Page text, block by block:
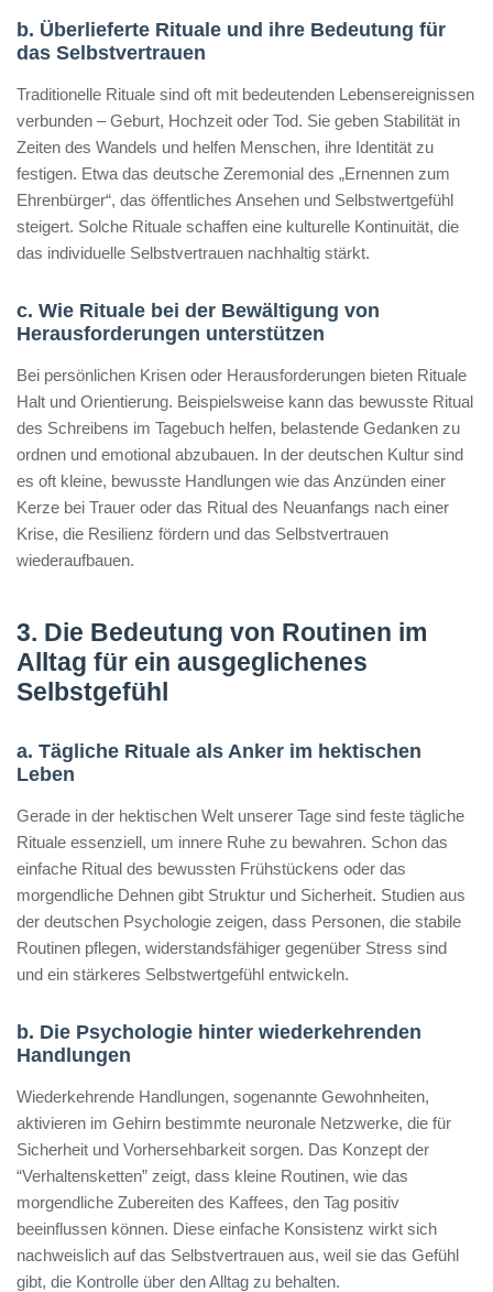
b. Überlieferte Rituale und ihre Bedeutung für
das Selbstvertrauen
Traditionelle Rituale sind oft mit bedeutenden Lebensereignissen
verbunden – Geburt, Hochzeit oder Tod. Sie geben Stabilität in
Zeiten des Wandels und helfen Menschen, ihre Identität zu
festigen. Etwa das deutsche Zeremonial des „Ernennen zum
Ehrenbürger“, das öffentliches Ansehen und Selbstwertgefühl
steigert. Solche Rituale schaffen eine kulturelle Kontinuität, die
das individuelle Selbstvertrauen nachhaltig stärkt.
c. Wie Rituale bei der Bewältigung von
Herausforderungen unterstützen
Bei persönlichen Krisen oder Herausforderungen bieten Rituale
Halt und Orientierung. Beispielsweise kann das bewusste Ritual
des Schreibens im Tagebuch helfen, belastende Gedanken zu
ordnen und emotional abzubauen. In der deutschen Kultur sind
es oft kleine, bewusste Handlungen wie das Anzünden einer
Kerze bei Trauer oder das Ritual des Neuanfangs nach einer
Krise, die Resilienz fördern und das Selbstvertrauen
wiederaufbauen.
3. Die Bedeutung von Routinen im
Alltag für ein ausgeglichenes
Selbstgefühl
a. Tägliche Rituale als Anker im hektischen
Leben
Gerade in der hektischen Welt unserer Tage sind feste tägliche
Rituale essenziell, um innere Ruhe zu bewahren. Schon das
einfache Ritual des bewussten Frühstückens oder das
morgendliche Dehnen gibt Struktur und Sicherheit. Studien aus
der deutschen Psychologie zeigen, dass Personen, die stabile
Routinen pflegen, widerstandsfähiger gegenüber Stress sind
und ein stärkeres Selbstwertgefühl entwickeln.
b. Die Psychologie hinter wiederkehrenden
Handlungen
Wiederkehrende Handlungen, sogenannte Gewohnheiten,
aktivieren im Gehirn bestimmte neuronale Netzwerke, die für
Sicherheit und Vorhersehbarkeit sorgen. Das Konzept der
“Verhaltensketten” zeigt, dass kleine Routinen, wie das
morgendliche Zubereiten des Kaffees, den Tag positiv
beeinflussen können. Diese einfache Konsistenz wirkt sich
nachweislich auf das Selbstvertrauen aus, weil sie das Gefühl
gibt, die Kontrolle über den Alltag zu behalten.